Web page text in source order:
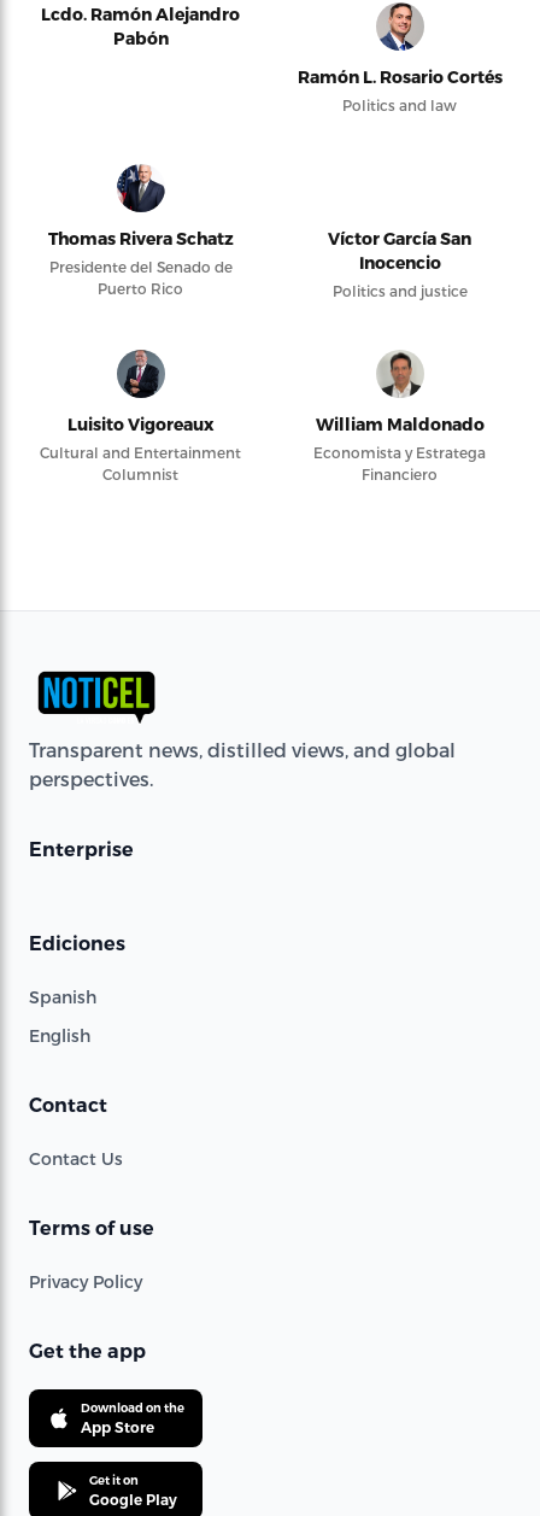
Lcdo. Ramón Alejandro
Pabón
Ramón L. Rosario Cortés
Politics and law
Thomas Rivera Schatz
Presidente del Senado de
Puerto Rico
Víctor García San
Inocencio
Politics and justice
Luisito Vigoreaux
Cultural and Entertainment
Columnist
William Maldonado
Economista y Estratega
Financiero
Transparent news, distilled views, and global
perspectives.
Enterprise
Ediciones
Spanish
English
Contact
Contact Us
Terms of use
Privacy Policy
Get the app
Download on the
App Store
Get it on
Google Play